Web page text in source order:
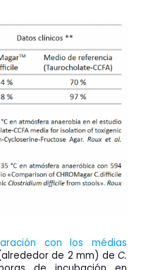
ón con los médias
de 2 mm) deC.